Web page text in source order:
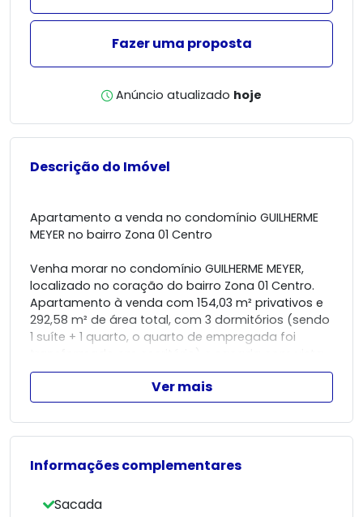
Fazer uma proposta
Anúncio atualizado hoje
Descrição do Imóvel
Apartamento a venda no condomínio GUILHERME
MEYER no bairro Zona 01 Centro
Venha morar no condomínio GUILHERME MEYER,
localizado no coração do bairro Zona 01 Centro.
Apartamento à venda com 154,03 m² privativos e
292,58 m² de área total, com 3 dormitórios (sendo
1 suíte + 1 quarto, o quarto de empregada foi
para a cidade.
O imóvel conta com 3 vagas de garagem e está
em ótima conservação, totalmente mobiliado.
Agende sua visita e conheça essa excelente
oportunidade de morar com conforto e
praticidade.
Ver mais
Informações complementares
Sacada